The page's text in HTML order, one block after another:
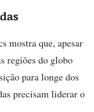
mostra que, apesar
regiões do globo
para longe dos
precisam liderar o